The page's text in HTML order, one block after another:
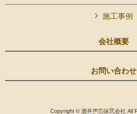
施工事例
会社概要
お問い合わせ
Copyright © 酒井塗装株式会社 All